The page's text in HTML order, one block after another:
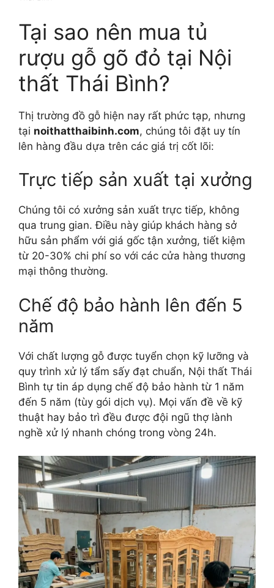
Tại sao nên mua tủ
rượu gỗ gõ đỏ tại Nội
thất Thái Bình?
Thị trường đồ gỗ hiện nay rất phức tạp, nhưng
tại noithatthaibinh.com, chúng tôi đặt uy tín
lên hàng đầu dựa trên các giá trị cốt lõi:
Trực tiếp sản xuất tại xưởng
Chúng tôi có xưởng sản xuất trực tiếp, không
qua trung gian. Điều này giúp khách hàng sở
hữu sản phẩm với giá gốc tận xưởng, tiết kiệm
từ 20-30% chi phí so với các cửa hàng thương
mại thông thường.
Chế độ bảo hành lên đến 5
năm
Với chất lượng gỗ được tuyển chọn kỹ lưỡng và
quy trình xử lý tẩm sấy đạt chuẩn, Nội thất Thái
Bình tự tin áp dụng chế độ bảo hành từ 1 năm
đến 5 năm (tùy gói dịch vụ). Mọi vấn đề về kỹ
thuật hay bảo trì đều được đội ngũ thợ lành
nghề xử lý nhanh chóng trong vòng 24h.